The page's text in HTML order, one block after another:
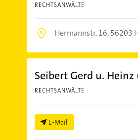
RECHTSANWÄLTE
Hermannstr. 16,56203
Seibert Gerd u.
RECHTSANWÄLTE
E-Mail